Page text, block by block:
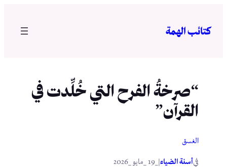
المحتوى
كتائب الهمة
“صرخةُ الفرح التي خُلِّدت في
القرآن”
الغسق
فيأسنة الضياء